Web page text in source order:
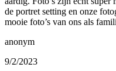
de portret setting en onze
mooie foto’s van ons als
anonym
9/2/2023